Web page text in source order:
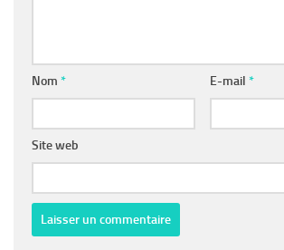
Nom * E-mail *
Site web